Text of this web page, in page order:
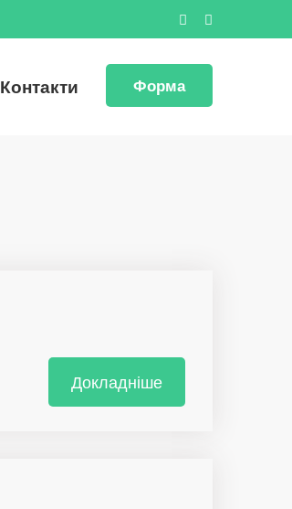
Контакти Форма
Докладніше